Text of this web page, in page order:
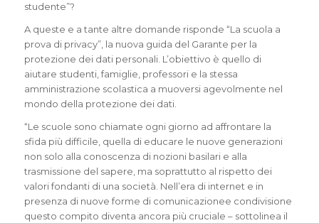
studente”?
A queste e a tante altre domande risponde “La scuola a
prova di privacy”, la nuova guida del Garante per la
protezione dei dati personali. L’obiettivo è quello di
aiutare studenti, famiglie, professori e la stessa
amministrazione scolastica a muoversi agevolmente nel
mondo della protezione dei dati.
“Le scuole sono chiamate ogni giorno ad affrontare la
sfida più difficile, quella di educare le nuove generazioni
non solo alla conoscenza di nozioni basilari e alla
trasmissione del sapere, ma soprattutto al rispetto dei
valori fondanti di una società. Nell’era di internet e in
presenza di nuove forme di comunicazionee condivisione
questo compito diventa ancora più cruciale – sottolinea il